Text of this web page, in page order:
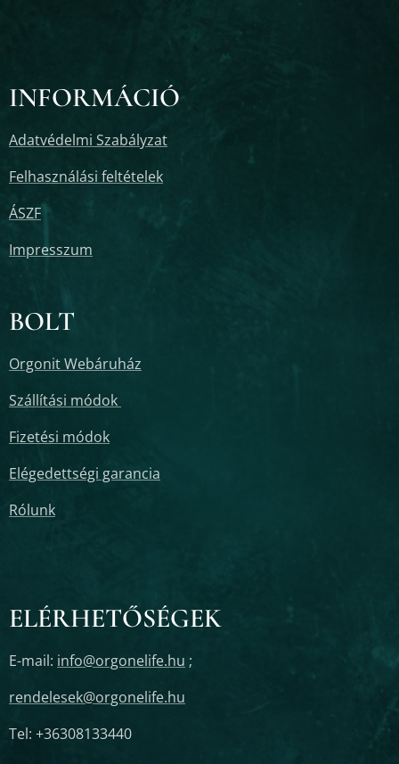
INFORMÁCIÓ
Adatvédelmi Szabályzat
Felhasználási feltételek
ÁSZF
Impresszum
BOLT
Orgonit Webáruház
Szállítási módok
Fizetési módok
Elégedettségi garancia
Rólunk
ELÉRHETŐSÉGEK
E-mail: info@orgonelife.hu ;
rendelesek@orgonelife.hu
Tel: +36308133440